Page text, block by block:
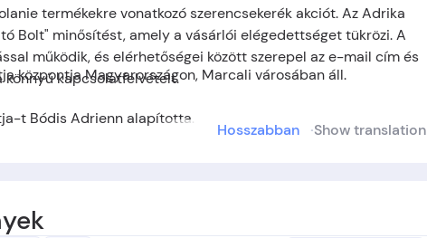
termékekre vonatkozó szerencsekerék akciót. Az Adrika
Bolt" minősítést, amely a vásárlói elégedettséget tükrözi. A
működik, és elérhetőségei között szerepel az e-mail cím és
könnyű kapcsolatfelvételt.
központja Magyarországon, Marcali városában áll.
t Bódis Adrienn alapította.
Hosszabban Show translation